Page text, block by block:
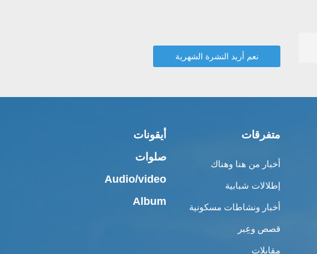
متفرقات
أخبار من هنا وهناك
إطلالات شبابية
أخبار ونشاطات مسكونية
قصص وعِبر
مقابلات
أيقونات
صلوات
Audio/video
Album